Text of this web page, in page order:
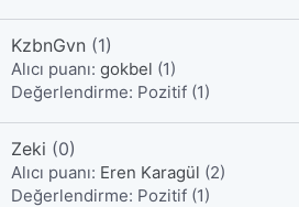
KzbnGvn (1)
Alıcı puanı: gokbel (1)
Değerlendirme: Pozitif (1)
Zeki (0)
Alıcı puanı: Eren Karagül (2)
Değerlendirme: Pozitif (1)